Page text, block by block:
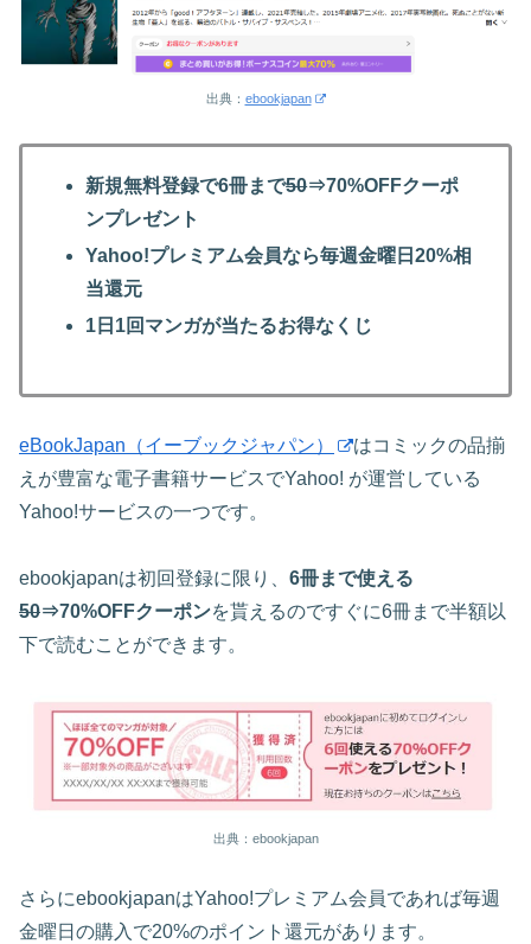
出典： ebookjapan
新規無料登録で6冊まで50⇒70%OFFクーポ
ンプレゼント
Yahoo!プレミアム会員なら毎週金曜日20%相
当還元
1日1回マンガが当たるお得なくじ
eBookJapan（イーブックジャパン）
はコミックの品揃
えが豊富な電子書籍サービスでYahoo! が運営している
Yahoo!サービスの一つです。
ebookjapanは初回登録に限り、 6冊まで使える
50⇒70%OFFクーポンを貰えるのですぐに6冊まで半額以
下で読むことができます。
出典：ebookjapan
さらにebookjapanはYahoo!プレミアム会員であれば毎週
金曜日の購入で20%のポイント還元があります。